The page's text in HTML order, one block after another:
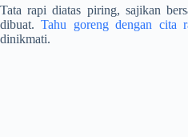
Tata rapi diatas piring, sajikan
dibuat.Tahu goreng dengan cita
dinikmati.